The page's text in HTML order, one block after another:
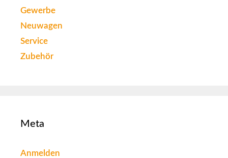
Gewerbe
Neuwagen
Service
Zubehör
Meta
Anmelden